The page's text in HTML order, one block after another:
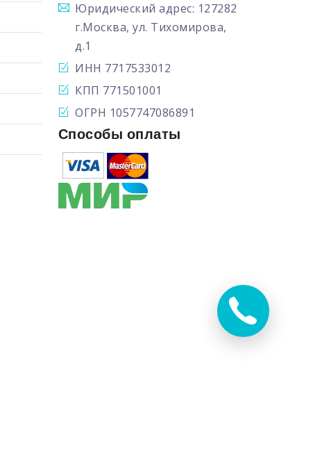
Юридический адрес: 127282
г.Москва, ул. Тихомирова,
д.1
ИНН 7717533012
КПП 771501001
ОГРН 1057747086891
Способы оплаты